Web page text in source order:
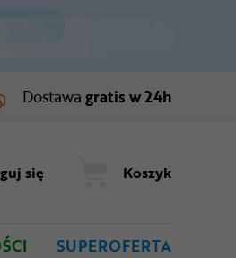
Dostawa gratis w 24h
się Koszyk
SUPEROFERTA